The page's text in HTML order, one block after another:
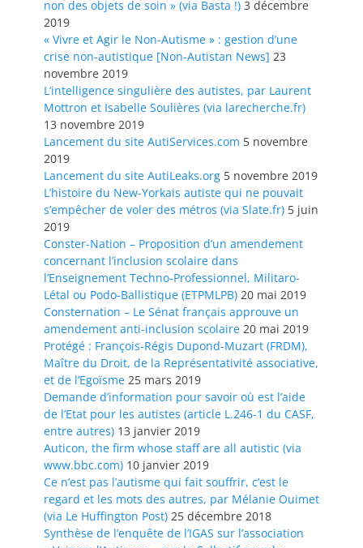
non des objets de soin » (via Basta !) 3 décembre
2019
« Vivre et Agir le Non-Autisme » : gestion d’une
crise non-autistique [Non-Autistan News] 23
novembre 2019
L’intelligence singulière des autistes, par Laurent
Mottron et Isabelle Soulières (via larecherche.fr)
13 novembre 2019
Lancement du site AutiServices.com 5 novembre
2019
Lancement du site AutiLeaks.org 5 novembre 2019
L’histoire du New-Yorkais autiste qui ne pouvait
s’empêcher de voler des métros (via Slate.fr) 5 juin
2019
Conster-Nation – Proposition d’un amendement
concernant l’inclusion scolaire dans
l’Enseignement Techno-Professionnel, Militaro-
Létal ou Podo-Ballistique (ETPMLPB) 20 mai 2019
Consternation – Le Sénat français approuve un
amendement anti-inclusion scolaire 20 mai 2019
Protégé : François-Régis Dupond-Muzart (FRDM),
Maître du Droit, de la Représentativité associative,
et de l’Egoïsme 25 mars 2019
Demande d’information pour savoir où est l’aide
de l’Etat pour les autistes (article L.246-1 du CASF,
entre autres) 13 janvier 2019
Auticon, the firm whose staff are all autistic (via
www.bbc.com) 10 janvier 2019
Ce n’est pas l’autisme qui fait souffrir, c’est le
regard et les mots des autres, par Mélanie Ouimet
(via Le Huffington Post) 25 décembre 2018
Synthèse de l’enquête de l’IGAS sur l’association